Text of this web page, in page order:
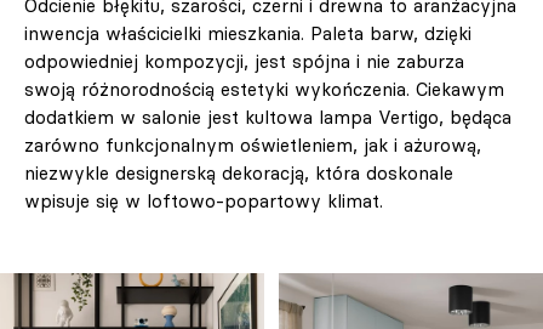
Odcienie błękitu, szarości, czerni i drewna to aranżacyjna
inwencja właścicielki mieszkania. Paleta barw, dzięki
odpowiedniej kompozycji, jest spójna i nie zaburza
swoją różnorodnością estetyki wykończenia. Ciekawym
dodatkiem w salonie jest kultowa lampa Vertigo, będąca
zarówno funkcjonalnym oświetleniem, jak i ażurową,
niezwykle designerską dekoracją, która doskonale
wpisuje się w loftowo-popartowy klimat.